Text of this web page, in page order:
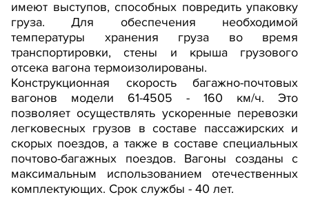
имеют выступов, способных повредить упаковку
груза. Для обеспечения необходимой
температуры хранения груза во время
транспортировки, стены и крыша грузового
отсека вагона термоизолированы.
Конструкционная скорость багажно-почтовых
вагонов модели 61-4505 - 160 км/ч. Это
позволяет осуществлять ускоренные перевозки
легковесных грузов в составе пассажирских и
скорых поездов, а также в составе специальных
почтово-багажных поездов. Вагоны созданы с
максимальным использованием отечественных
комплектующих. Срок службы - 40 лет.